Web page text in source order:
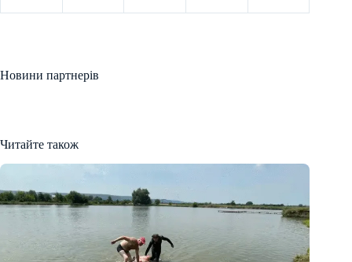
Новини партнерів
Читайте також